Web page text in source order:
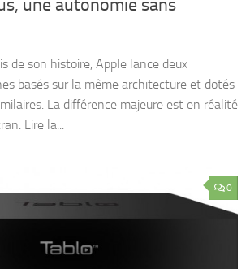
une autonomie sans
de son histoire, Apple lance deux
basés sur la même architecture et dotés
La différence majeure est en réalité
Lire la...
0